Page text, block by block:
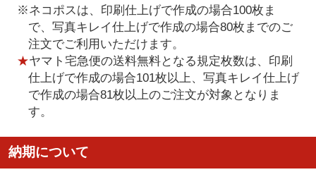
※ネコポスは、印刷仕上げで作成の場合100枚ま
で、写真キレイ仕上げで作成の場合80枚までのご
注文でご利用いただけます。
★ヤマト宅急便の送料無料となる規定枚数は、印刷
仕上げで作成の場合101枚以上、写真キレイ仕上げ
で作成の場合81枚以上のご注文が対象となりま
す。
納期について